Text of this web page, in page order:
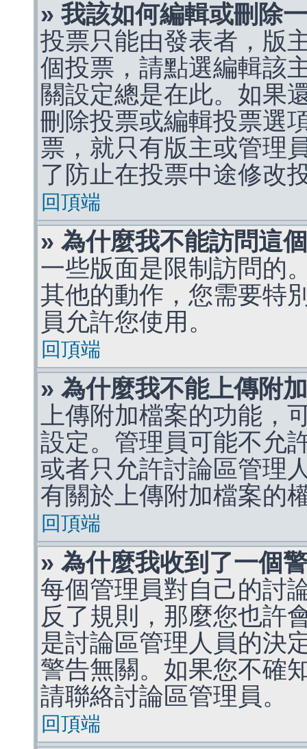
» 我該如何編輯或刪除
投票只能由發表者，版
個投票，請點選編輯該
關設定總是在此。如果
刪除投票或編輯投票選
票，就只有版主或管理
了防止在投票中途修改
回頂端
» 為什麼我不能訪問這
一些版面是限制訪問的
其他的動作，您需要特
員允許您使用。
回頂端
» 為什麼我不能上傳附
上傳附加檔案的功能，
設定。管理員可能不允
或者只允許討論區管理
有關於上傳附加檔案的
回頂端
» 為什麼我收到了一個
每個管理員對自己的討
反了規則，那麼您也許
是討論區管理人員的決
警告無關。如果您不確
請聯絡討論區管理員。
回頂端